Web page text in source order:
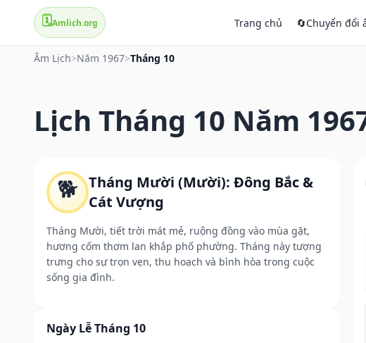
🗓️Amlich.org Trang chủ 🔄Chuyển đổi
Âm Lịch>Năm 1967>Tháng 10
Lịch Tháng 10 Năm
🐕 Tháng Mười (Mười): Đông Bắc &
Cát Vượng
Tháng Mười, tiết trời mát mẻ, ruộng đồng vào mùa gặt,
hương cốm thơm lan khắp phố phường. Tháng này tượng
trưng cho sự trọn vẹn, thu hoạch và bình hòa trong cuộc
sống gia đình.
Ngày Lễ Tháng 10